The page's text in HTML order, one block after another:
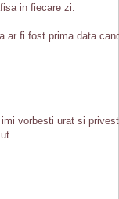
in fiecare zi.
ar fi fost prima data
vorbesti urat si